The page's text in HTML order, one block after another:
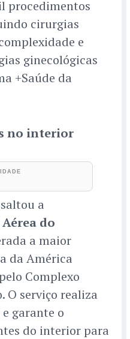
procedimentos
cirurgias
e
ginecológicas
+Saúde da
no interior
a
do
a maior
da América
Complexo
O serviço realiza
garante o
do interior para